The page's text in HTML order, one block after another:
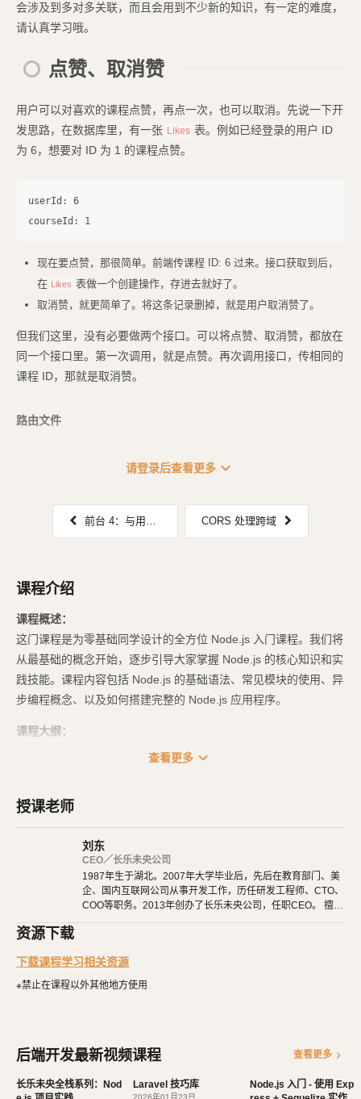
会涉及到多对多关联，而且会用到不少新的知识，有一定的难度，
请认真学习哦。
点赞、取消赞
用户可以对喜欢的课程点赞，再点一次，也可以取消。先说一下开
发思路，在数据库里，有一张 Likes 表。例如已经登录的用户 ID
为 6，想要对 ID 为 1 的课程点赞。
userId: 6
现在要点赞，那很简单。前端传课程 ID: 6 过来。接口获取到后，
在 Likes 表做一个创建操作，存进去就好了。
取消赞，就更简单了。将这条记录删掉，就是用户取消赞了。
但我们这里，没有必要做两个接口。可以将点赞、取消赞，都放在
同一个接口里。第一次调用，就是点赞。再次调用接口，传相同的
课程 ID，那就是取消赞。
路由文件
请登录后查看更多 expand_more
前台 4：与用户相关的接口 CORS 处理跨域
课程介绍
课程概述：
这门课程是为零基础同学设计的全方位 Node.js 入门课程。我们将
从最基础的概念开始，逐步引导大家掌握 Node.js 的核心知识和实
践技能。课程内容包括 Node.js 的基础语法、常见模块的使用、异
步编程概念、以及如何搭建完整的 Node.js 应用程序。
课程大纲：
Node.js 入门：学习如何设置 Node.js 环境，并探索 Node.js 的基础语
MySQL 及 SQL 语句入门：介绍 MySQL 数据库的基本概念，以及如何
Express 框架入门：学习使用 Express 框架搭建 Web 应用程序，并了
解路由、中间件等概念。
Sequelize ORM 入门：探索 Sequelize ORM 的基本用法，以及如何在
Node.js 应用程序中进行数据库操作。
常规 API 开发方法：学习常见的 API 开发模式，包括增删改查、分
由浅入深：适合零基础学生，从最基础的概念开始，循序渐进地学
习 Node.js 及相关技术。
查看更多 expand_more
授课老师
刘东
CEO／长乐未央公司
1987年生于湖北。2007年大学毕业后，先后在教育部门、美
企、国内互联网公司从事开发工作，历任研发工程师、CTO、
COO等职务。2013年创办了长乐未央公司，任职CEO。 擅长
发iOS、Android原生App。 对编程、AI和机器人都有深厚的
兴趣，觉得做开发非常快乐，能创造梦想中的产品是一件非常
有幸福感的事情。喜爱阅读，尤其是历史相关的书籍。喜欢音
资源下载
下载课程学习相关资源
※禁止在课程以外其他地方使用
后端开发最新视频课程 查看更多 chevron_right
长乐未央全栈系列：Nod
Laravel 技巧库
2026年01月23日
Node.js 入门 - 使用 Exp